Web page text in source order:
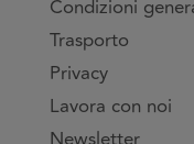
Condizioni
Trasporto
Privacy
Lavora con noi